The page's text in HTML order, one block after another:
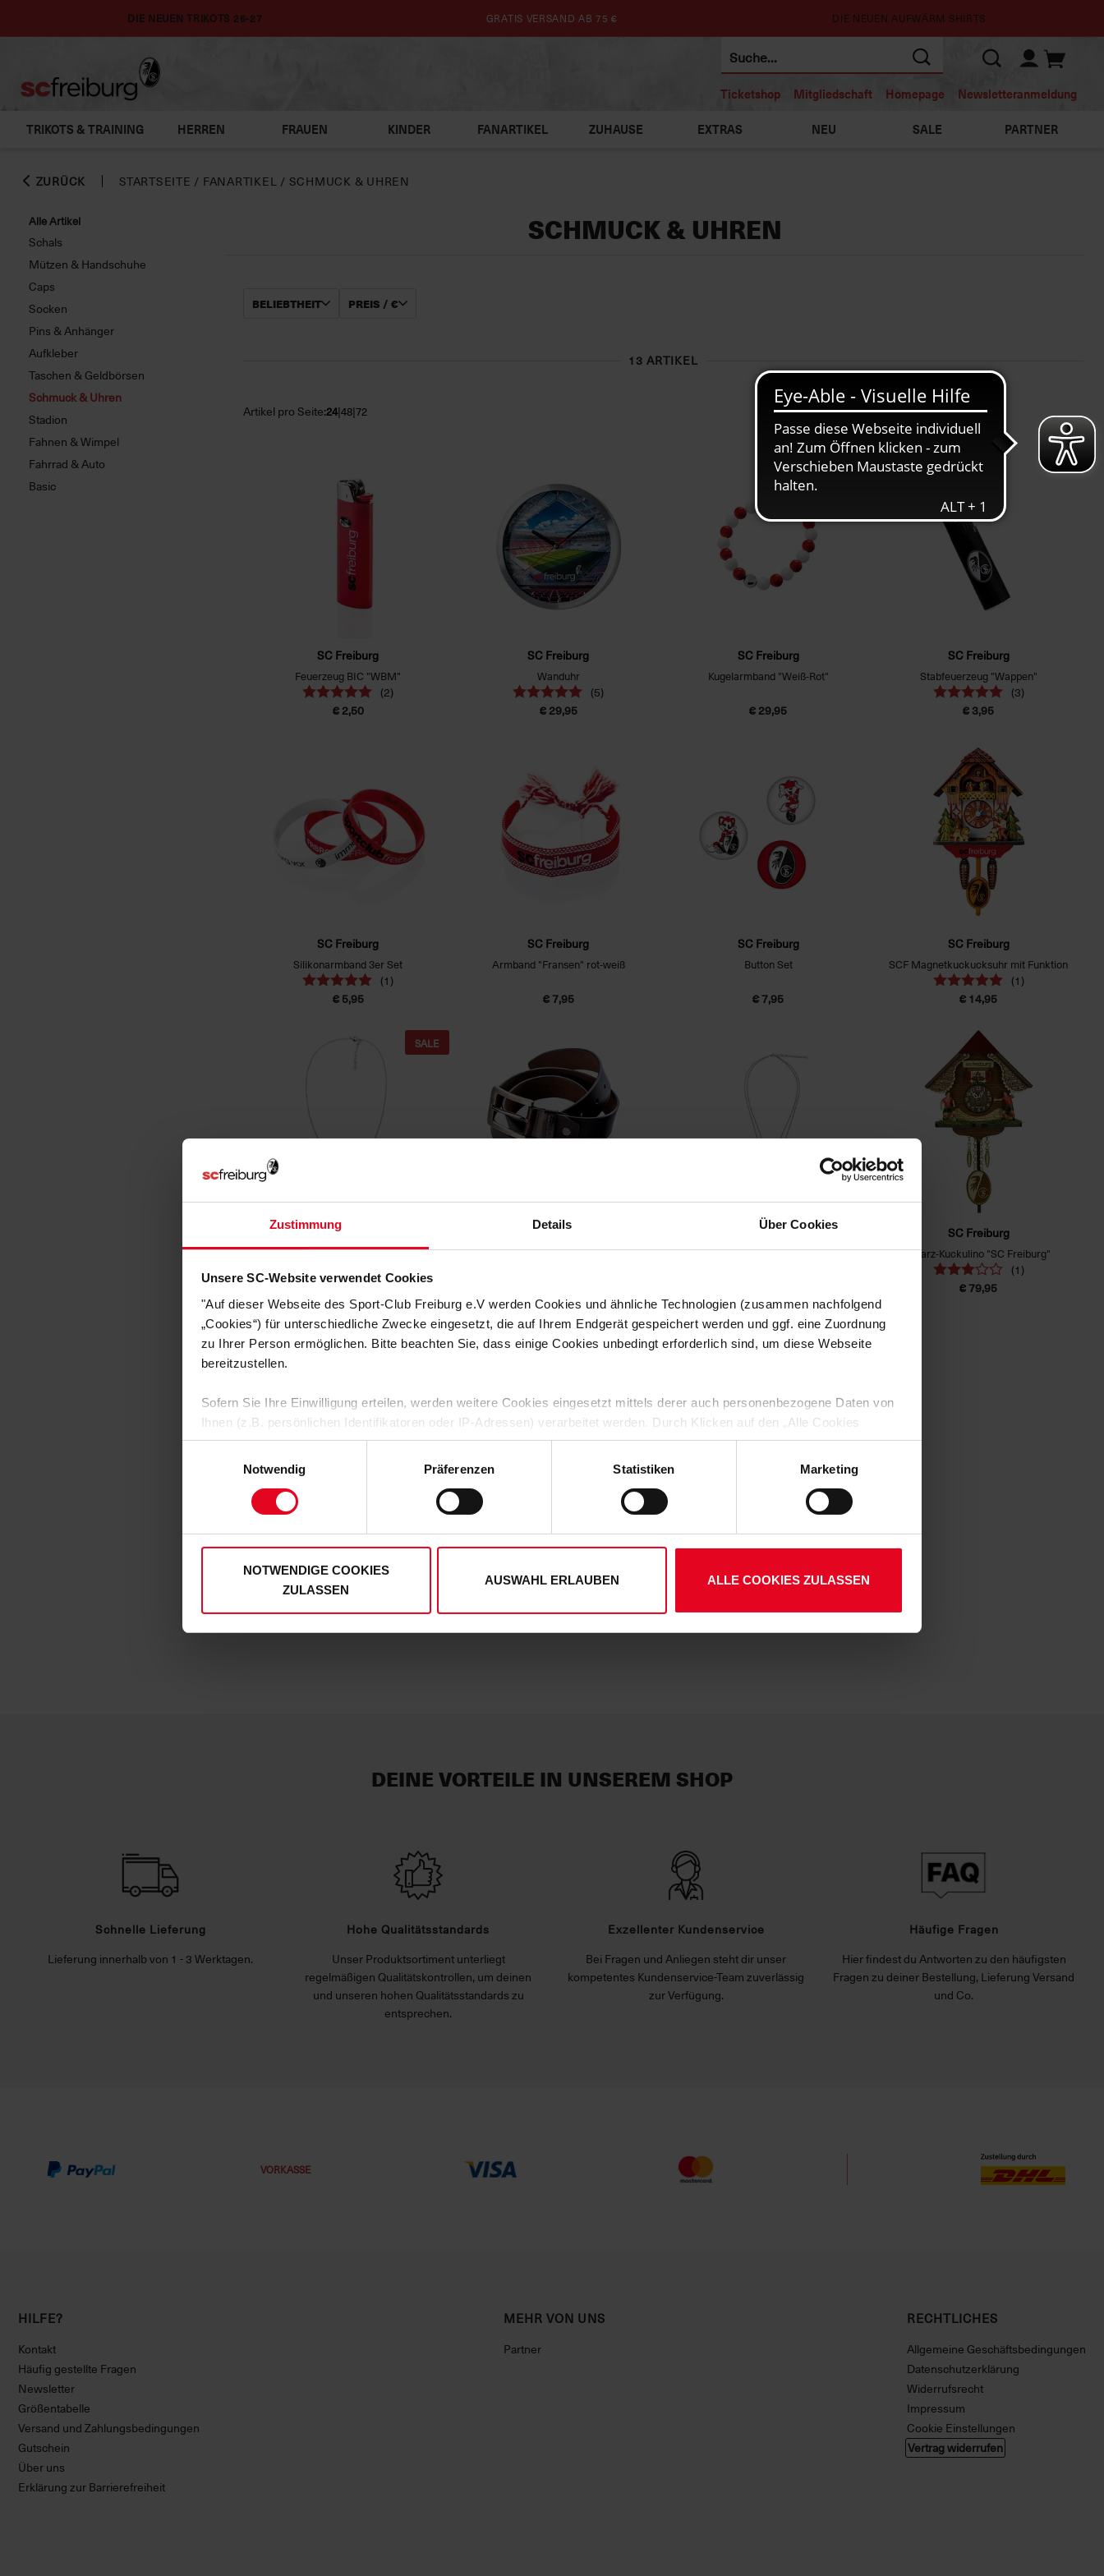
Zustimmung Details Über Cookies
Unsere SC-Website verwendet Cookies
"Auf dieser Webseite des Sport-Club Freiburg e.V werden Cookies und ähnliche Technologien (zusammen nachfolgend
„Cookies“) für unterschiedliche Zwecke eingesetzt, die auf Ihrem Endgerät gespeichert werden und ggf. eine Zuordnung
zu Ihrer Person ermöglichen. Bitte beachten Sie, dass einige Cookies unbedingt erforderlich sind, um diese Webseite
bereitzustellen.
Sofern Sie Ihre Einwilligung erteilen, werden weitere Cookies eingesetzt mittels derer auch personenbezogene Daten von
Ihnen (z.B. persönlichen Identifikatoren oder IP-Adressen) verarbeitet werden. Durch Klicken auf den „Alle Cookies
zulassen“-Button stimmen Sie der Speicherung aller aufgeführten Cookies und der entsprechenden Verarbeitung Ihrer
personenbezogenen Daten für die unten jeweils angegebene Zwecke gem. § 25 Abs. 1 TDDDG, Art. 6 Abs. 1 lit. a DSGVO
Soweit Sie „Notwendige Cookies“ auswählen, werden nur unbedingt erforderliche Cookies eingesetzt. Ihre etwaig erteilten
Notwendig
Präferenzen Statistiken Marketing
NOTWENDIGE COOKIES
ZULASSEN
AUSWAHL ERLAUBEN ALLE COOKIES ZULASSEN
DIE NEUEN TRIKOTS 26-27 GRATIS VERSAND AB 75 € DIE NEUEN AUFWÄRM SHIRTS
Ticketshop Mitgliedschaft Homepage Newsletteranmeldung
TRIKOTS & TRAINING HERREN FRAUEN KINDER FANARTIKEL ZUHAUSE EXTRAS NEU SALE PARTNER
ZURÜCK STARTSEITE / FANARTIKEL / SCHMUCK & UHREN
Alle Artikel
Schals
Mützen & Handschuhe
Caps
Socken
Pins & Anhänger
Aufkleber
Taschen & Geldbörsen
Schmuck & Uhren
Stadion
Fahnen & Wimpel
Fahrrad & Auto
Basic
SCHMUCK & UHREN
BELIEBTHEIT PREIS / €
13 ARTIKEL
Artikel pro Seite:24|48|72
SC Freiburg
Feuerzeug BIC "WBM"
(2)
€ 2,50
SC Freiburg
Wanduhr
(5)
€ 29,95
SC Freiburg
Kugelarmband "Weiß-Rot"
€ 29,95
SC Freiburg
Stabfeuerzeug "Wappen"
(3)
€ 3,95
SC Freiburg
Silikonarmband 3er Set
(1)
€ 5,95
SC Freiburg
Armband "Fransen" rot-weiß
€ 7,95
SC Freiburg
Button Set
€ 7,95
SC Freiburg
SCF Magnetkuckucksuhr mit Funktion
(1)
€ 14,95
SC Freiburg
Kette "Sterne"
(3)
€ 29,95€ 19,04
SALE
SC Freiburg
Leder-Gürtel braun
SC Freiburg
Kette 2-fach "Logo und Zirkonia"
SC Freiburg
Quarz-Kuckulino "SC Freiburg"
(1)
€ 79,95
€ 159,95
DEINE VORTEILE IN UNSEREM SHOP
Schnelle Lieferung
Lieferung innerhalb von 1 - 3 Werktagen.
Hohe Qualitätsstandards
Unser Produktsortiment unterliegt
regelmäßigen Qualitätskontrollen, um deinen
und unseren hohen Qualitätsstandards zu
entsprechen.
Exzellenter Kundenservice
Bei Fragen und Anliegen steht dir unser
kompetentes Kundenservice-Team zuverlässig
zur Verfügung.
Häufige Fragen
Hier findest du Antworten zu den häufigsten
Fragen zu deiner Bestellung, Lieferung Versand
und Co.
VORKASSE
HILFE?
Kontakt
Häufig gestellte Fragen
Newsletter
Größentabelle
Versand und Zahlungsbedingungen
Gutschein
Über uns
Erklärung zur Barrierefreiheit
MEHR VON UNS
Partner
RECHTLICHES
Allgemeine Geschäftsbedingungen
Datenschutzerklärung
Widerrufsrecht
Impressum
Cookie Einstellungen
Vertrag widerrufen